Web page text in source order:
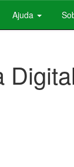
Ajuda